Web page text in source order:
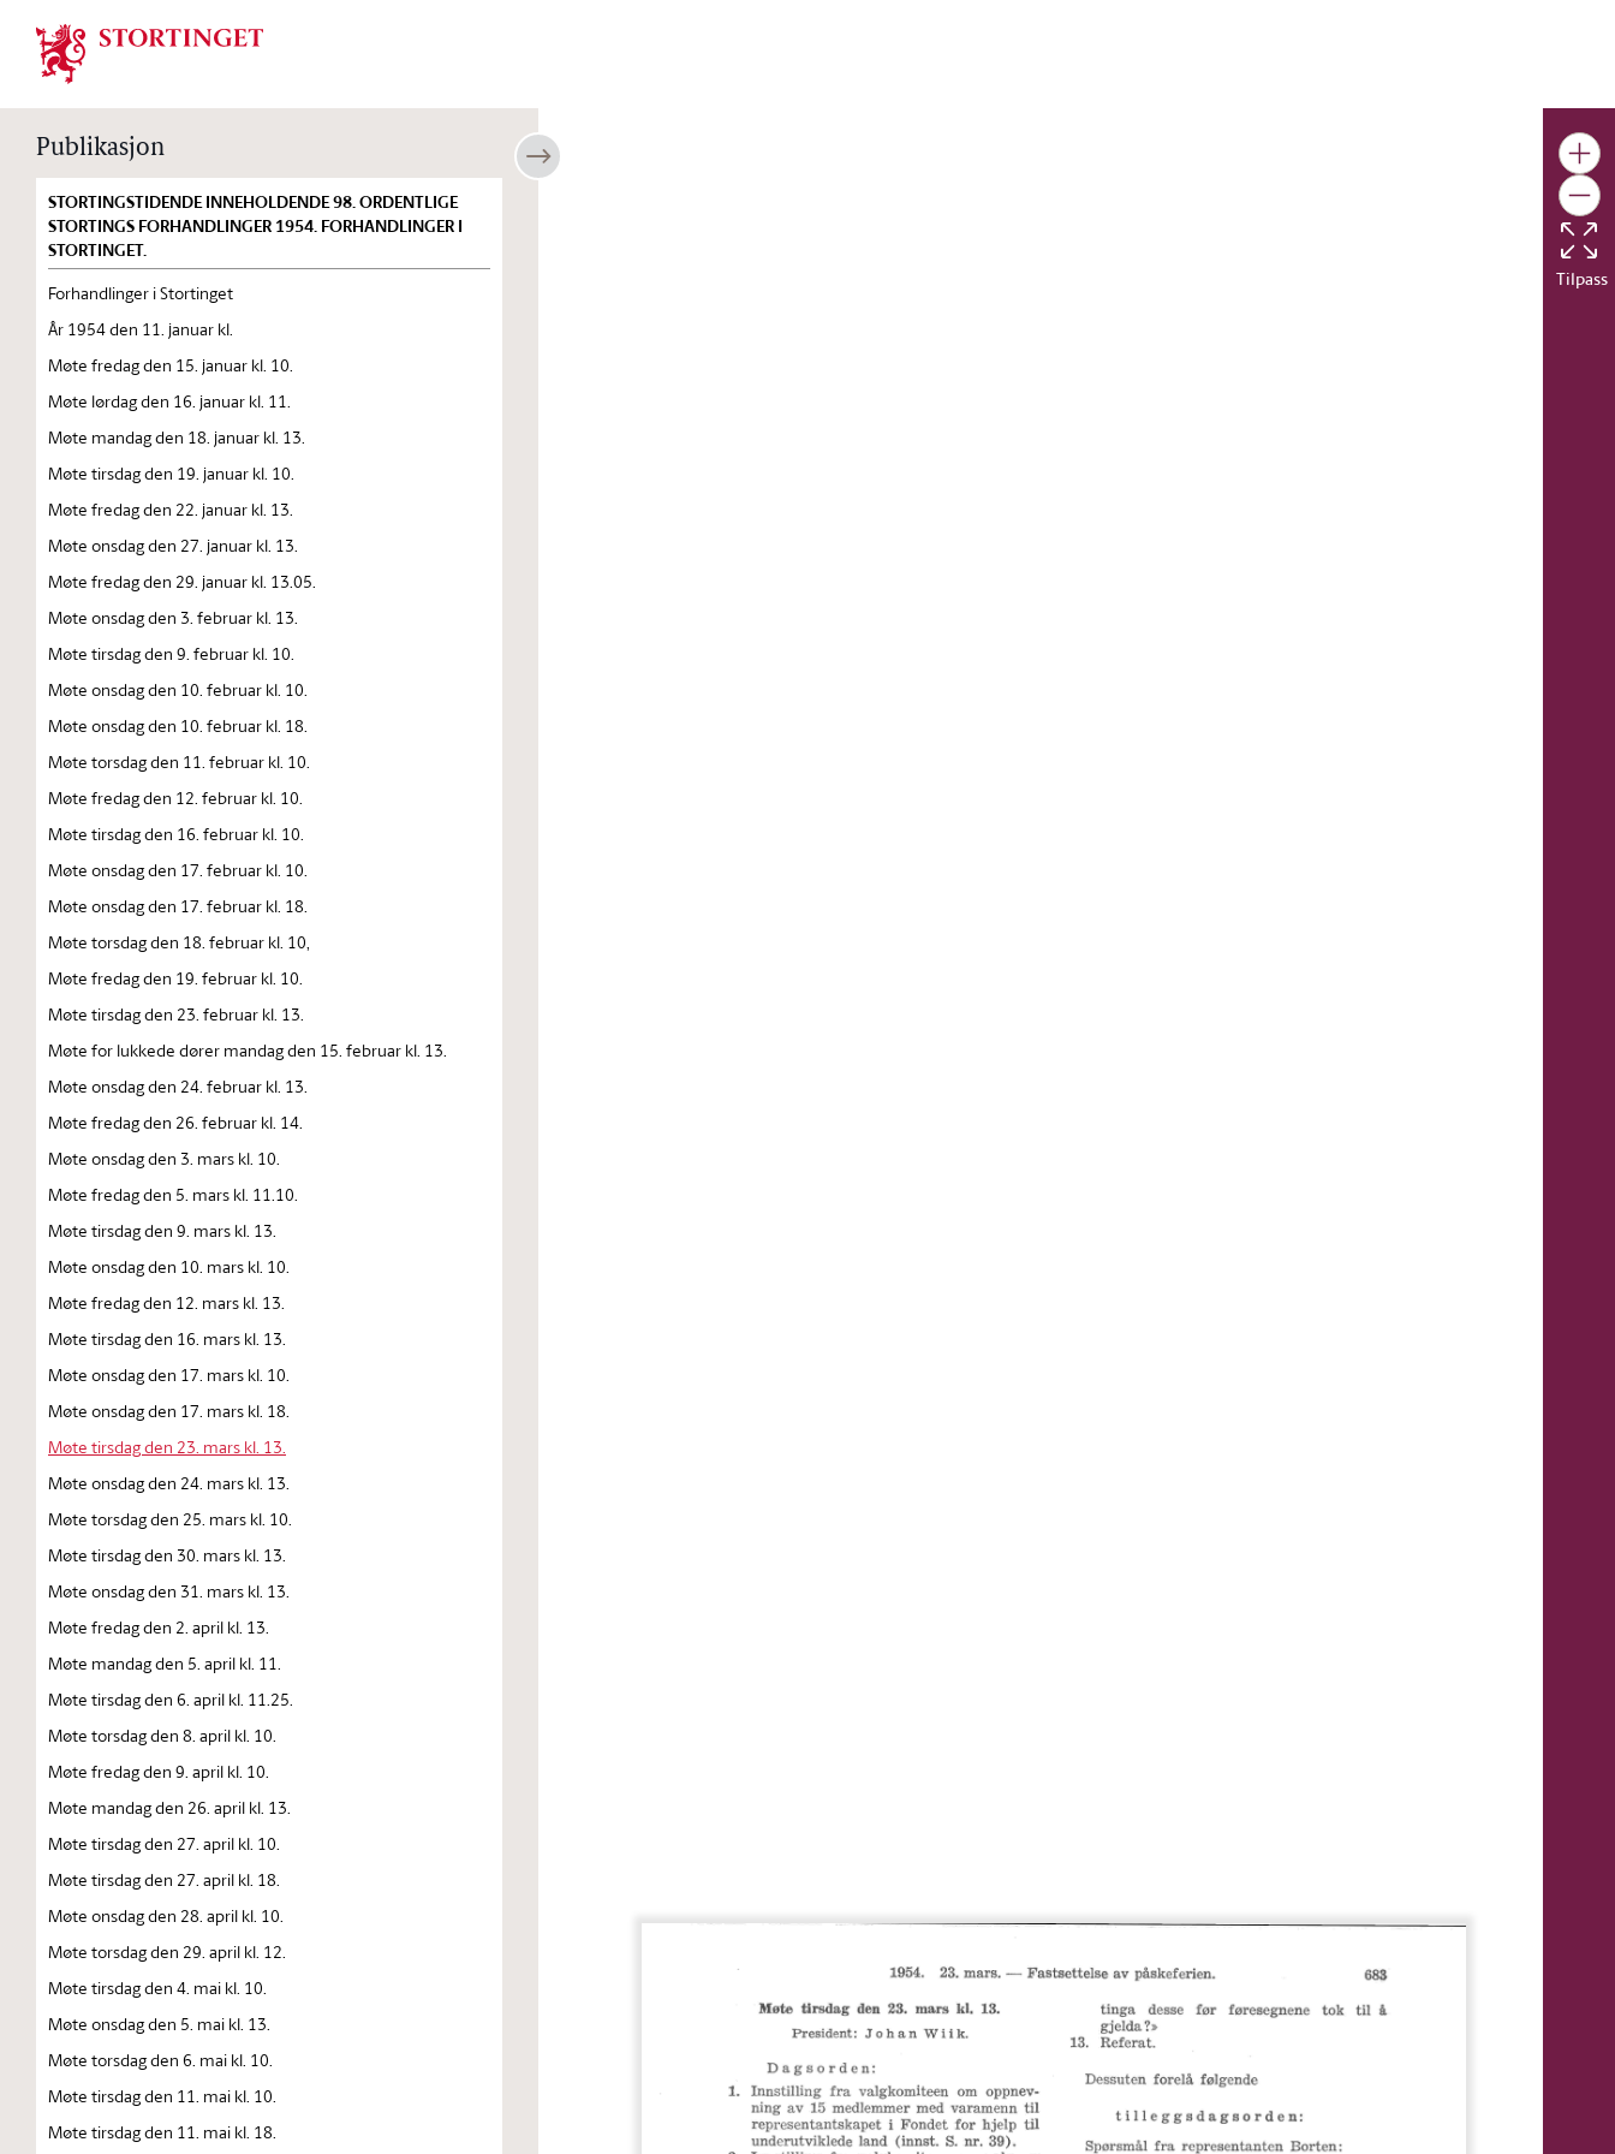
Stortinget.no
Publikasjon
STORTINGSTIDENDE INNEHOLDENDE 98. ORDENTLIGE
STORTINGS FORHANDLINGER 1954. FORHANDLINGER I
STORTINGET.
Forhandlinger i Stortinget
År 1954 den 11. januar kl.
Møte fredag den 15. januar kl. 10.
Møte lørdag den 16. januar kl. 11.
Møte mandag den 18. januar kl. 13.
Møte tirsdag den 19. januar kl. 10.
Møte fredag den 22. januar kl. 13.
Møte onsdag den 27. januar kl. 13.
Møte fredag den 29. januar kl. 13.05.
Møte onsdag den 3. februar kl. 13.
Møte tirsdag den 9. februar kl. 10.
Møte onsdag den 10. februar kl. 10.
Møte onsdag den 10. februar kl. 18.
Møte torsdag den 11. februar kl. 10.
Møte fredag den 12. februar kl. 10.
Møte tirsdag den 16. februar kl. 10.
Møte onsdag den 17. februar kl. 10.
Møte onsdag den 17. februar kl. 18.
Møte torsdag den 18. februar kl. 10,
Møte fredag den 19. februar kl. 10.
Møte tirsdag den 23. februar kl. 13.
Møte for lukkede dører mandag den 15. februar kl. 13.
Møte onsdag den 24. februar kl. 13.
Møte fredag den 26. februar kl. 14.
Møte onsdag den 3. mars kl. 10.
Møte fredag den 5. mars kl. 11.10.
Møte tirsdag den 9. mars kl. 13.
Møte onsdag den 10. mars kl. 10.
Møte fredag den 12. mars kl. 13.
Møte tirsdag den 16. mars kl. 13.
Møte onsdag den 17. mars kl. 10.
Møte onsdag den 17. mars kl. 18.
Møte tirsdag den 23. mars kl. 13.
Møte onsdag den 24. mars kl. 13.
Møte torsdag den 25. mars kl. 10.
Møte tirsdag den 30. mars kl. 13.
Møte onsdag den 31. mars kl. 13.
Møte fredag den 2. april kl. 13.
Møte mandag den 5. april kl. 11.
Møte tirsdag den 6. april kl. 11.25.
Møte torsdag den 8. april kl. 10.
Møte fredag den 9. april kl. 10.
Møte mandag den 26. april kl. 13.
Møte tirsdag den 27. april kl. 10.
Møte tirsdag den 27. april kl. 18.
Møte onsdag den 28. april kl. 10.
Møte torsdag den 29. april kl. 12.
Møte tirsdag den 4. mai kl. 10.
Møte onsdag den 5. mai kl. 13.
Møte torsdag den 6. mai kl. 10.
Møte tirsdag den 11. mai kl. 10.
Møte tirsdag den 11. mai kl. 18.